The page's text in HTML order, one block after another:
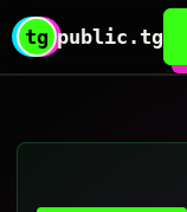
tg public.tg